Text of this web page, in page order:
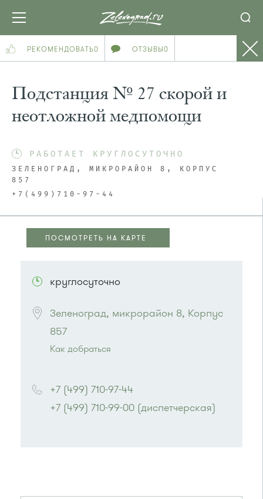
РЕКОМЕНДОВАТЬ0 ОТЗЫВЫ0
Подстанция № 27 скорой и
неотложной медпомощи
РАБОТАЕТ КРУГЛОСУТОЧНО
ЗЕЛЕНОГРАД, МИКРОРАЙОН 8, КОРПУС
857
+7(499)710-97-44
ПОСМОТРЕТЬ НА КАРТЕ
круглосуточно
Зеленоград, микрорайон 8, Корпус
857
Как добраться
Автобус № 21
или до остановки
"Школа надомного
обучения":
+7 (499) 710-97-44
+7 (499) 710-99-00 (диспетчерская)